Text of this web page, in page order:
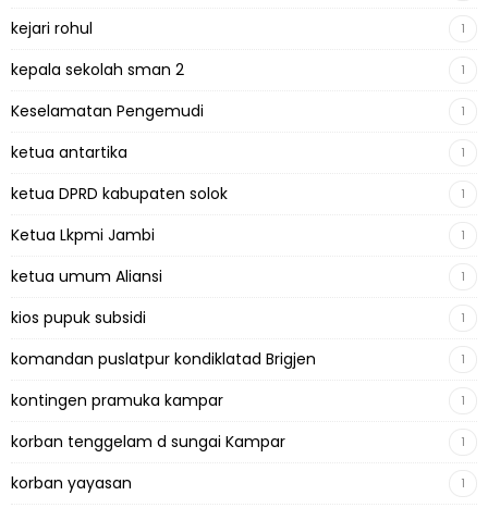
kejari rohul 1
kepala sekolah sman 2 1
Keselamatan Pengemudi 1
ketua antartika 1
ketua DPRD kabupaten solok 1
Ketua Lkpmi Jambi 1
ketua umum Aliansi 1
kios pupuk subsidi 1
komandan puslatpur kondiklatad Brigjen 1
kontingen pramuka kampar 1
korban tenggelam d sungai Kampar 1
korban yayasan 1